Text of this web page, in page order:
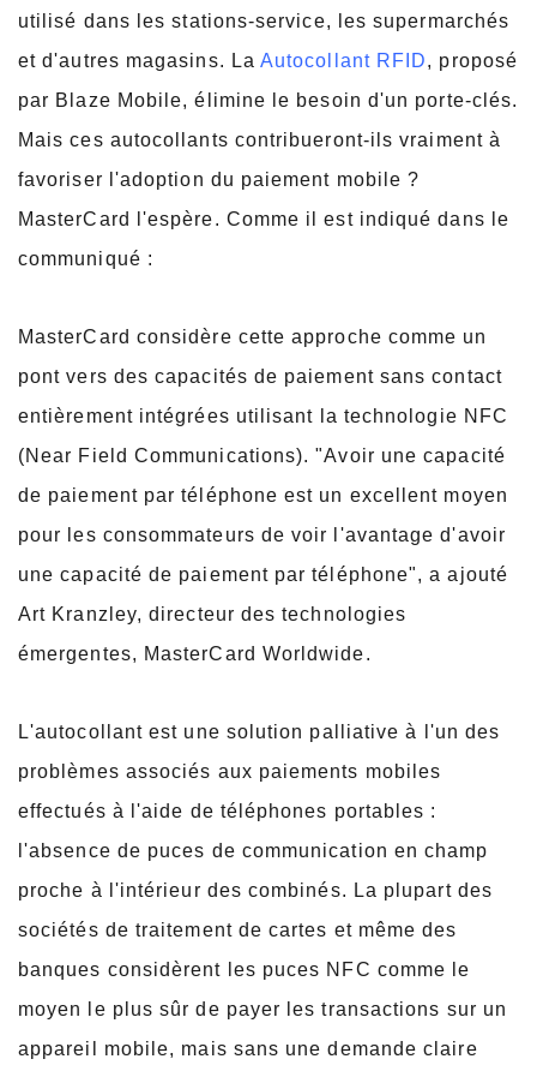
utilisé dans les stations-service, les supermarchés
et d'autres magasins. LaAutocollant RFID, proposé
par Blaze Mobile, élimine le besoin d'un porte-clés.
Mais ces autocollants contribueront-ils vraiment à
favoriser l'adoption du paiement mobile ?
MasterCard l'espère. Comme il est indiqué dans le
communiqué :
MasterCard considère cette approche comme un
pont vers des capacités de paiement sans contact
entièrement intégrées utilisant la technologie NFC
(Near Field Communications). "Avoir une capacité
de paiement par téléphone est un excellent moyen
pour les consommateurs de voir l'avantage d'avoir
une capacité de paiement par téléphone", a ajouté
Art Kranzley, directeur des technologies
émergentes, MasterCard Worldwide.
L'autocollant est une solution palliative à l'un des
problèmes associés aux paiements mobiles
effectués à l'aide de téléphones portables :
l'absence de puces de communication en champ
proche à l'intérieur des combinés. La plupart des
sociétés de traitement de cartes et même des
banques considèrent les puces NFC comme le
moyen le plus sûr de payer les transactions sur un
appareil mobile, mais sans une demande claire